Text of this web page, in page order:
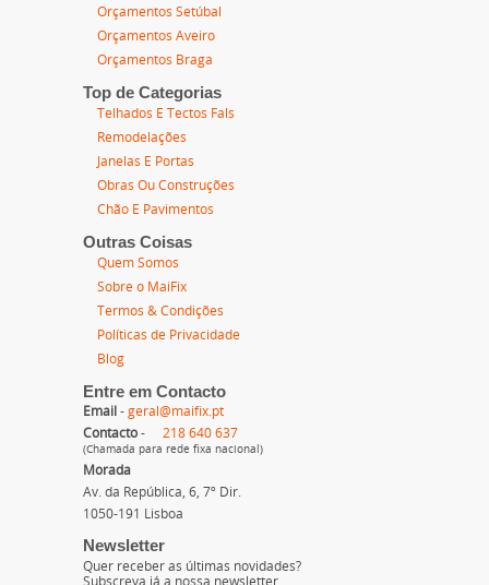
Orçamentos Setúbal
Orçamentos Aveiro
Orçamentos Braga
Top de Categorias
Telhados E Tectos Fals
Remodelações
Janelas E Portas
Obras Ou Construções
Chão E Pavimentos
Outras Coisas
Quem Somos
Sobre o MaiFix
Termos & Condições
Políticas de Privacidade
Blog
Entre em Contacto
Email - geral@maifix.pt
Contacto - 218 640 637
(Chamada para rede fixa nacional)
Morada
Av. da República, 6, 7º Dir.
1050-191 Lisboa
Newsletter
Quer receber as últimas novidades?